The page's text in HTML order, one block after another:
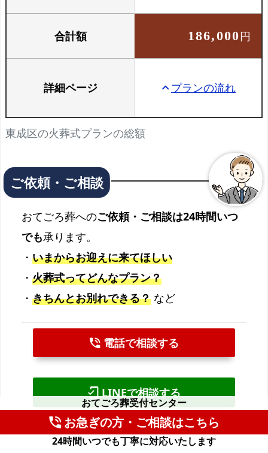
東成区の火葬式プランの総額
合計額 186,000円
詳細ページ keyboard_arrow_upプランの流れ
おてごろ葬へのご依頼・ご相談は24時間いつ
でも承ります。
・ いまからお迎えに来てほしい
・ 火葬式ってどんなプラン？
・ きちんとお別れできる？など
phone_in_talk電話で相談する
mobile_friendlyLINEで相談する
おてごろ葬受付センター
phone_in_talkお急ぎの方・ご相談はこちら
24時間いつでも丁寧に対応いたします